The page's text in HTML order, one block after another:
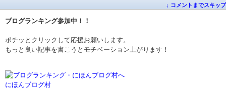
↓ コメントまでスキップ
ブログランキング参加中！！
ポチッとクリックして応援お願いします。
もっと良い記事を書こうとモチベーション上がります！
にほんブログ村